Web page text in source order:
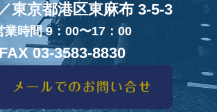
京都港区東麻布 3-5-3
業時間 9：00〜17：00
03-3583-8830